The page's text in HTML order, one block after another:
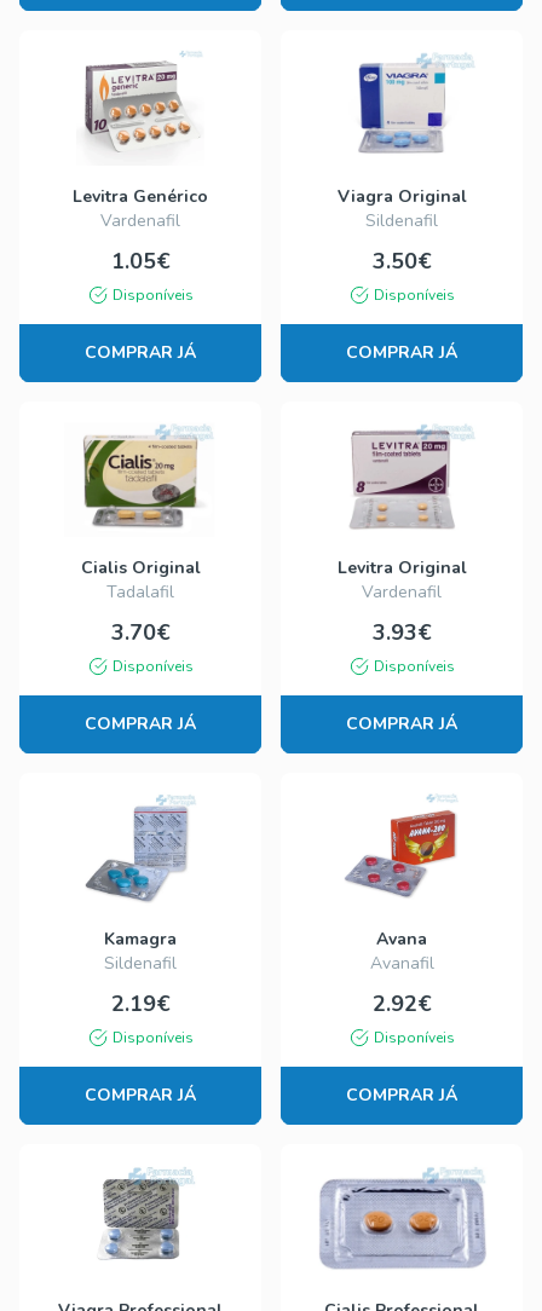
Levitra Genérico
Vardenafil
1.05€
Disponíveis
COMPRAR JÁ
Viagra Original
Sildenafil
3.50€
Disponíveis
COMPRAR JÁ
Cialis Original
Tadalafil
3.70€
Disponíveis
COMPRAR JÁ
Levitra Original
Vardenafil
3.93€
Disponíveis
COMPRAR JÁ
Kamagra
Sildenafil
2.19€
Disponíveis
COMPRAR JÁ
Avana
Avanafil
2.92€
Disponíveis
COMPRAR JÁ